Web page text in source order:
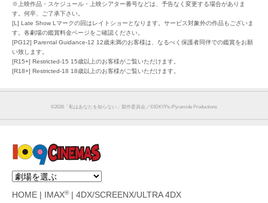
※上映作品・スケジュール・上映シアター番号などは、予告なく変更する場合がありま
す。何卒、ご了承下さい。
[L] Late Show Lマークの回はレイトショーとなります。サービス対象外の作品もございま
す。各劇場の鑑賞料金ページをご確認ください。
[PG12] Parental Guidance-12 12歳未満のお客様は、なるべく保護者同伴での鑑賞をお願
い致します。
[R15+] Restricted-15 15歳以上のお客様がご覧いただけます。
[R18+] Restricted-18 18歳以上のお客様がご覧いただけます。
©︎2026「私はあなたを知らない」製作委員会／©IDKYPs./Pyramide Productions
HOME IMAX®| 4DX/SCREENX/ULTRA 4DX